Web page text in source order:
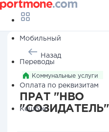
Мобильный
Переводы
Оплата по реквизитам
Кешбэк
Назад
Коммунальные услуги
ПРАТ "НВО
"СОЗИДАТЕЛЬ"